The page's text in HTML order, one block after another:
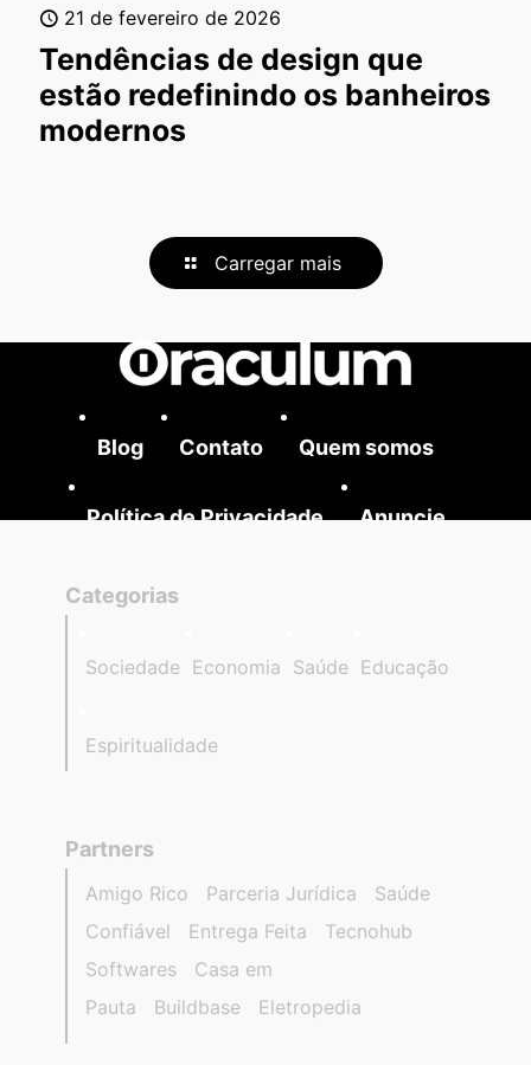
21 de fevereiro de 2026
Tendências de design que
estão redefinindo os banheiros
modernos
Carregar mais
Blog Contato Quem somos
Política de Privacidade Anuncie
Categorias
Sociedade Economia Saúde Educação
Espiritualidade
Partners
Amigo Rico Parceria Jurídica
Saúde
Confiável
Entrega Feita
Tecnohub
Softwares
Casa em
Pauta
Buildbase Eletropedia